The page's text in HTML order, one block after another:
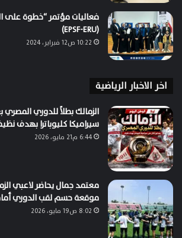
فعاليات مؤتمر “خطوة على
(EPSF-ERU)
10:22 ص12 فبراير، 2024
اخر الاخبار الرياضية
الزمالك بطلاً للدوري
سيراميكا كليوباترا بهدف
6:44 م21 مايو، 2026
معتمد جمال يحاضر لاعبي
موقعة حسم لقب الدوري
8:02 ص19 مايو، 2026